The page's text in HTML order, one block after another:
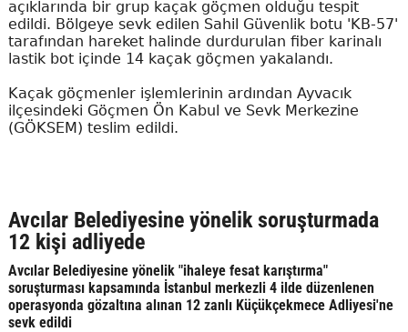
açıklarında bir grup kaçak göçmen olduğu tespit
edildi. Bölgeye sevk edilen Sahil Güvenlik botu 'KB-57'
tarafından hareket halinde durdurulan fiber karinalı
lastik bot içinde 14 kaçak göçmen yakalandı.
Kaçak göçmenler işlemlerinin ardından Ayvacık
ilçesindeki Göçmen Ön Kabul ve Sevk Merkezine
(GÖKSEM) teslim edildi.
Avcılar Belediyesine yönelik soruşturmada
12 kişi adliyede
Avcılar Belediyesine yönelik "ihaleye fesat karıştırma"
soruşturması kapsamında İstanbul merkezli 4 ilde düzenlenen
operasyonda gözaltına alınan 12 zanlı Küçükçekmece Adliyesi'ne
sevk edildi